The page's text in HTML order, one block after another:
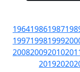
196419861987
199719981999
200820092010
20192020